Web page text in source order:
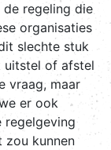
regeling die
organisaties
slechte stuk
uitstel of afstel
vraag, maar
er ook
regelgeving
zou kunnen